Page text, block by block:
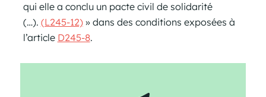
qui elle a conclu un pacte civil de solidarité
(…). (L245-12)» dans des conditions exposées à
l’article D245-8.